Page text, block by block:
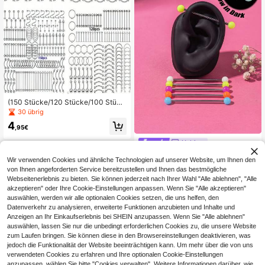
(150 Stücke/120 Stücke/100 Stück
e/85 Stücke/60 Stücke/40 Stücke
Sets, entsprechend der Menge im B
ild) Titanstahl Lippenstifte, Edelstah
asenstifte, Zungenstifte, Bauchnab
hte Packung
30 übrig
4,95€
Hebin
6er Set Leuchtender Industriell
er Piercing Schmuck, Nippelringe a
us Edelstahl 316L, Gerader Zungenr
ing, Barbells Industrieller Barbell Kn
orpel Ohrring
6,58€
Wir verwenden Cookies und ähnliche Technologien auf unserer Website, um Ihnen den
von Ihnen angeforderten Service bereitzustellen und Ihnen das bestmögliche
Webseitenerlebnis zu bieten. Sie können jederzeit nach Ihrer Wahl "Alle ablehnen", "Alle
akzeptieren" oder Ihre Cookie-Einstellungen anpassen. Wenn Sie "Alle akzeptieren"
auswählen, werden wir alle optionalen Cookies setzen, die uns helfen, den
Datenverkehr zu analysieren, erweiterte Funktionen anzubieten und Inhalte und
Anzeigen an Ihr Einkaufserlebnis bei SHEIN anzupassen. Wenn Sie "Alle ablehnen"
auswählen, lassen Sie nur die unbedingt erforderlichen Cookies zu, die unsere Website
zum Laufen bringen. Sie können diese in den Browsereinstellungen deaktivieren, was
jedoch die Funktionalität der Website beeinträchtigen kann. Um mehr über die von uns
verwendeten Cookies zu erfahren und Ihre optionalen Cookie-Einstellungen